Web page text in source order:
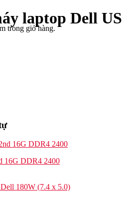
trong giỏ hàng.
laptop Dell
16G DDR4 2400